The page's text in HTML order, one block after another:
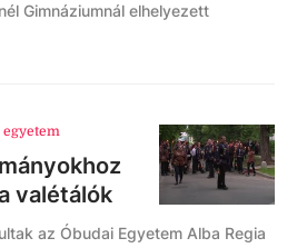
Gimnáziumnál elhelyezett
egyetem
valétálók
az Óbudai Egyetem Alba Regia